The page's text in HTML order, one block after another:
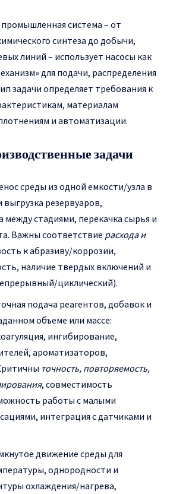
система – от
синтеза до добычи,
линий – использует насосы как
для подачи, распределения
задачи определяет требования к
материалам
и автоматизации.
задачи
среды из одной емкости/узла в
выгрузка резервуаров,
между стадиями, перекачка сырья и
Важны соответствие расхода и
к абразиву/коррозии,
наличие твердых включений и
циклический).
подача реагентов, добавок и
объеме или массе:
ингибирование,
ароматизаторов,
точность, повторяемость,
, совместимость
работы с малыми
интеграция с датчиками и
движение среды для
однородности и
охлаждения/нагрева,